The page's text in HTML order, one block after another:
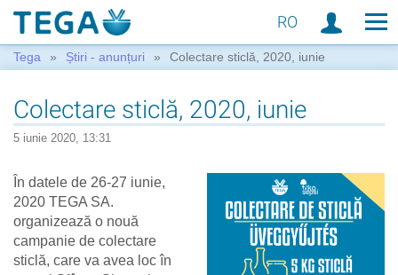
RO
Tega Știri - anunțuri Colectare sticlă, 2020, iunie
Colectare sticlă, 2020, iunie
5 iunie 2020, 13:31
În datele de 26-27 iunie,
2020 TEGA SA.
organizează o nouă
campanie de colectare
sticlă, care va avea loc în